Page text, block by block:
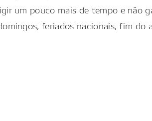
um pouco mais de tempo e não
feriados nacionais, fim